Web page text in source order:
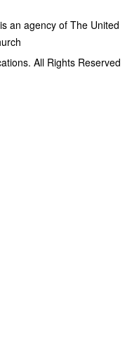
an agency of The United
All Rights Reserved